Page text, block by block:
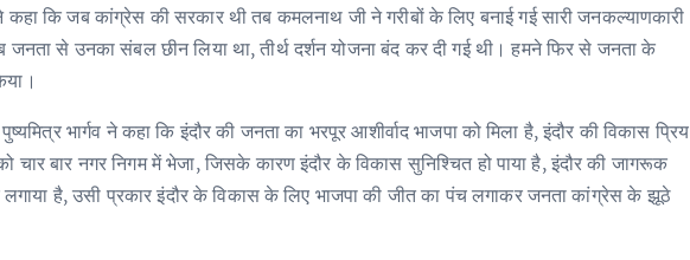
कहा कि जब कांग्रेस की सरकार थी तब कमलनाथ जी ने गरीबों के लिए बनाई गई सारी जनकल्याणकारी
जनता से उनका संबल छीन लिया था, तीर्थ दर्शन योजना बंद कर दी गई थी। हमने फिर से जनता के
भार्गव ने कहा कि इंदौर की जनता का भरपूर आशीर्वाद भाजपा को मिला है, इंदौर की विकास प्रिय
चार बार नगर निगम में भेजा, जिसके कारण इंदौर के विकास सुनिश्चित हो पाया है, इंदौर की जागरूक
है, उसी प्रकार इंदौर के विकास के लिए भाजपा की जीत का पंच लगाकर जनता कांग्रेस के झूठे